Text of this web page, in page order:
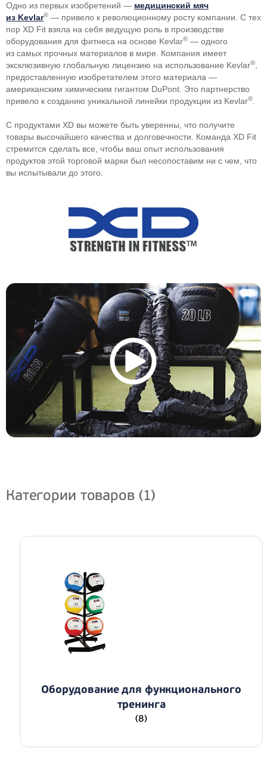
Одно из первых изобретений — медицинский мяч
из Kevlar® — привело к революционному росту компании. С тех
пор XD Fit взяла на себя ведущую роль в производстве
оборудования для фитнеса на основе Kevlar® — одного
из самых прочных материалов в мире. Компания имеет
эксклюзивную глобальную лицензию на использование Kevlar®
предоставленную изобретателем этого материала —
американским химическим гигантом DuPont. Это партнерство
привело к созданию уникальной линейки продукции из Kevlar®
С продуктами XD вы можете быть уверенны, что получите
товары высочайшего качества и долговечности. Команда XD Fit
стремится сделать все, чтобы ваш опыт использования
продуктов этой торговой марки был несопоставим ни с чем, что
вы испытывали до этого.
Категории товаров (1)
Оборудование для функционального
тренинга
(8)